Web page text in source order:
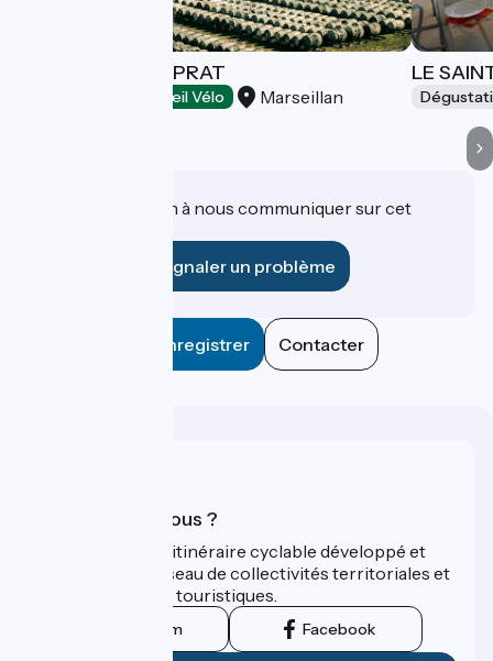
MAISON NOILLY PRAT
Accueil Vélo Marseillan
LE
Une information à nous communiquer sur cet
Signaler un problème
Enregistrer Contacter
Qui sommes-nous ?
ViaRhôna est un itinéraire cyclable développé et
promu par un réseau de collectivités territoriales et
leurs institutions touristiques.
Instagram Facebook